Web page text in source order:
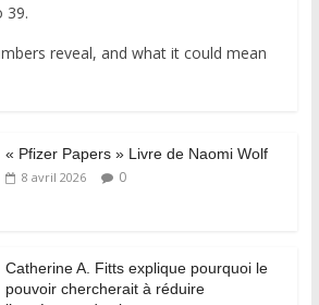
39.
reveal, and what it could mean
« Pfizer Papers » Livre de Naomi Wolf
8 avril 2026 0
Catherine A. Fitts explique pourquoi le
pouvoir chercherait à réduire